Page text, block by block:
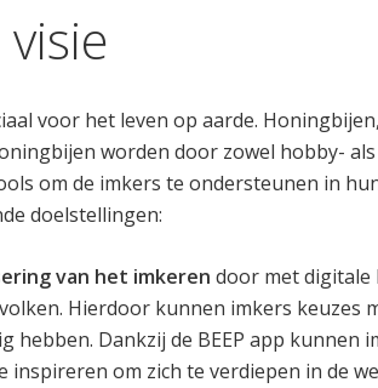
voor het leven op aarde.
worden door zowel hobby-
om de imkers te ondersteunen in
doelstellingen:
van het imkeren door met
Hierdoor kunnen imkers keuzes
hebben. Dankzij de BEEP app
inspireren om zich te verdiepen in de